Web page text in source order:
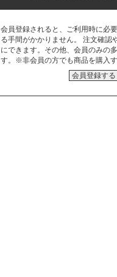
会員登録されると、ご利用時に必
る手間がかかりません。 注文確認
にできます。その他、会員のみの
す。※非会員の方でも商品を購入
会員登録する